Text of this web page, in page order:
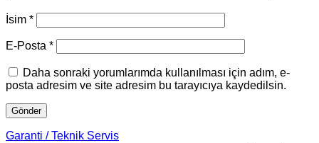
İsim *
E-Posta *
Daha sonraki yorumlarımda kullanılması için adım, e-
posta adresim ve site adresim bu tarayıcıya kaydedilsin.
Garanti / Teknik Servis